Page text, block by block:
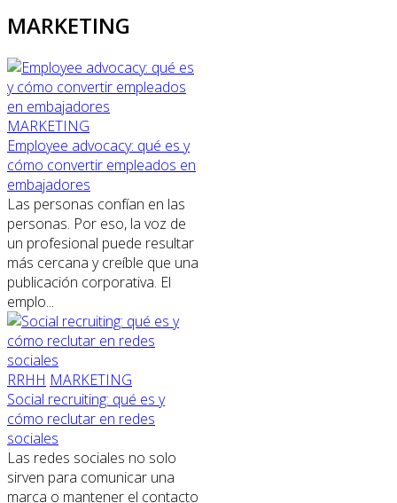
MARKETING
MARKETING
Employee advocacy: qué es y
cómo convertir empleados en
embajadores
Las personas confían en las
personas. Por eso, la voz de
un profesional puede resultar
más cercana y creíble que una
publicación corporativa. El
emplo...
RRHH MARKETING
Social recruiting: qué es y
cómo reclutar en redes
sociales
Las redes sociales no solo
sirven para comunicar una
marca o mantener el contacto